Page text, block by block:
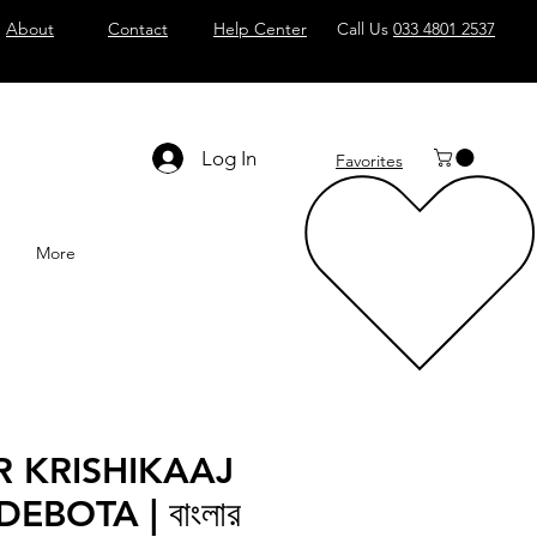
About Contact Help Center Call Us 033 4801 2537
Log In Favorites
More
KRISHIKAAJ
| বাংলার